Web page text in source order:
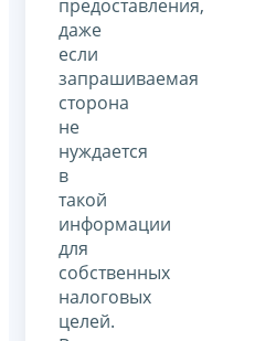
предоставления,
даже
если
запрашиваемая
сторона
не
нуждается
в
такой
информации
для
собственных
налоговых
целей.